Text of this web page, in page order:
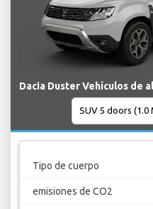
Dacia Duster Vehículos de
Tipo de cuerpo
emisiones de CO2